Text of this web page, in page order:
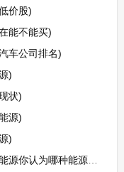
价股)
能不能买)
车公司排名)
)
状)
源)
)
哪种能源的前景最好)